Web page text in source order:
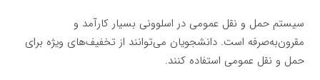
سیستم حمل و نقل عمومی در اسلوونی بسیار کارآمد و
مقرون‌به‌صرفه است. دانشجویان می‌توانند از تخفیف‌های ویژه برای
حمل و نقل عمومی استفاده کنند.